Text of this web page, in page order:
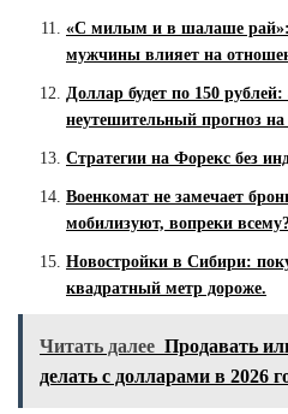
«С милым и в шалаше рай»:
мужчины влияет на
Доллар будет по 150
неутешительный прогноз на
Стратегии на Форекс без
Военкомат не замечает
мобилизуют, вопреки
Новостройки в Сибири:
квадратный метр дороже.
Читать далее Продавать
делать с долларами в 2026